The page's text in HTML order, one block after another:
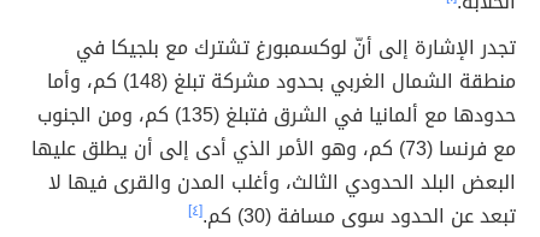
تجدر الإشارة إلى أنّ لوكسمبورغ تشترك مع بلجيكا في
منطقة الشمال الغربي بحدود مشركة تبلغ (148) كم، وأما
حدودها مع ألمانيا في الشرق فتبلغ (135) كم، ومن الجنوب
مع فرنسا (73) كم، وهو الأمر الذي أدى إلى أن يطلق عليها
البعض البلد الحدودي الثالث، وأغلب المدن والقرى فيها لا
تبعد عن الحدود سوى مسافة (30) كم.
[٤]